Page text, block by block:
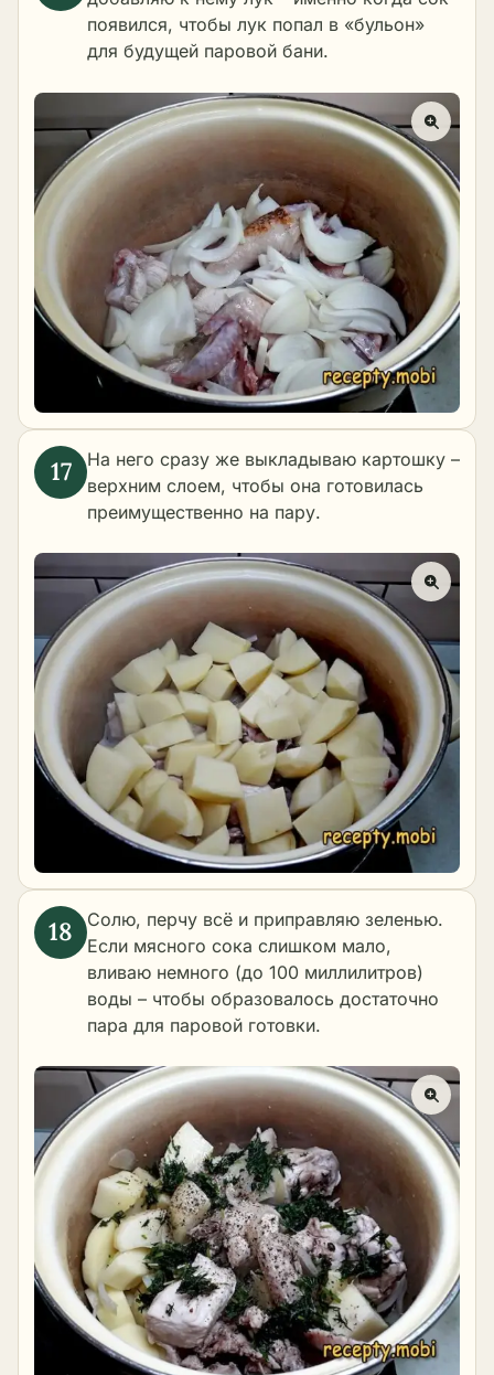
появился, чтобы лук попал в «бульон»
для будущей паровой бани.
На него сразу же выкладываю картошку –
верхним слоем, чтобы она готовилась
преимущественно на пару.
Солю, перчу всё и приправляю зеленью.
Если мясного сока слишком мало,
вливаю немного (до 100 миллилитров)
воды – чтобы образовалось достаточно
пара для паровой готовки.